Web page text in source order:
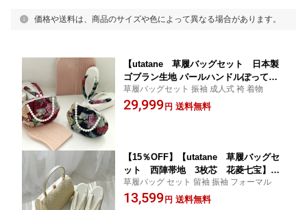
価格や送料は、商品のサイズや色によって異なる場合があります。
【utatane 草履バッグセット 日本製
ゴブラン生地 パールハンドルぽってり
がまぐちバッグ＆厚底草履 3枚芯】振袖
用ぞうりバッグセット 成人式 卒業式
草履バッグセット 振袖 成人式 袴 着物
29,999 円 送料無料
【15％OFF】【utatane 草履バッグセ
ット 西陣帯地 3枚芯 花菱七宝】留
袖 礼装 訪問着 振袖 フォーマル用 金
ゴールド 着物 和装 レディース 結婚式
草履バッグ セット 留袖 振袖 フォーマル
13,599 円 送料無料